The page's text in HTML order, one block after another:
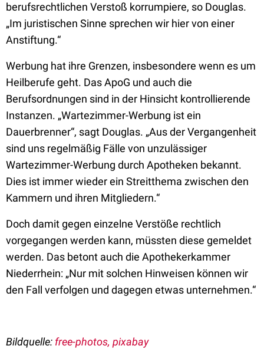
berufsrechtlichen Verstoß korrumpiere, so Douglas.
„Im juristischen Sinne sprechen wir hier von einer
Anstiftung.“
Werbung hat ihre Grenzen, insbesondere wenn es um
Heilberufe geht. Das ApoG und auch die
Berufsordnungen sind in der Hinsicht kontrollierende
Instanzen. „Wartezimmer-Werbung ist ein
Dauerbrenner“, sagt Douglas. „Aus der Vergangenheit
sind uns regelmäßig Fälle von unzulässiger
Wartezimmer-Werbung durch Apotheken bekannt.
Dies ist immer wieder ein Streitthema zwischen den
Kammern und ihren Mitgliedern.“
Doch damit gegen einzelne Verstöße rechtlich
vorgegangen werden kann, müssten diese gemeldet
werden. Das betont auch die Apothekerkammer
Niederrhein: „Nur mit solchen Hinweisen können wir
den Fall verfolgen und dagegen etwas unternehmen.“
Bildquelle: free-photos, pixabay